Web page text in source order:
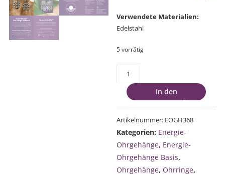
Verwendete Materialien:
Edelstahl
5 vorrätig
Basis-
Energie-
Ohrgehänge
Schneeflocke
Menge
In den
Artikelnummer: EOGH368
Kategorien: Energie-
Ohrgehänge, Energie-
Ohrgehänge Basis,
Ohrgehänge, Ohrringe,